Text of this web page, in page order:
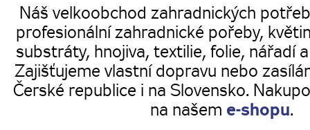
Náš velkoobchod zahradnických
profesionální zahradnické pořeby,
substráty, hnojiva, textilie, folie, nářadí
Zajišťujeme vlastní dopravu nebo
Čerské republice i na Slovensko.
na našem e-shopu.